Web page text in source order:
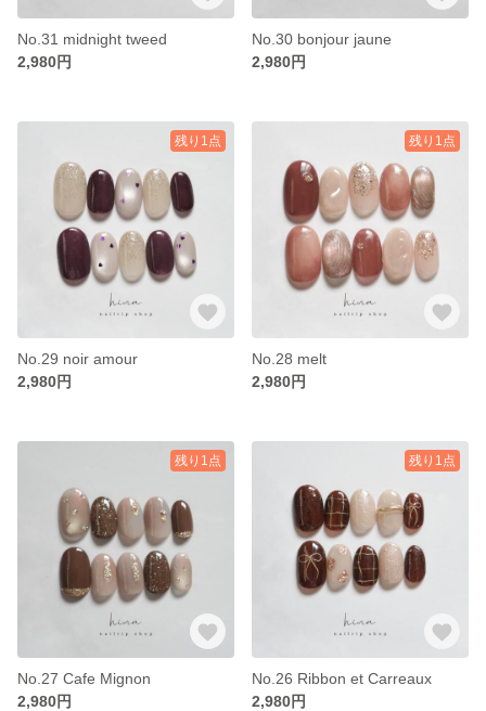
No.31 midnight tweed
2,980円
No.30 bonjour jaune
2,980円
残り1点
No.29 noir amour
2,980円
残り1点
No.28 melt
2,980円
残り1点
No.27 Cafe Mignon
2,980円
残り1点
No.26 Ribbon et Carreaux
2,980円